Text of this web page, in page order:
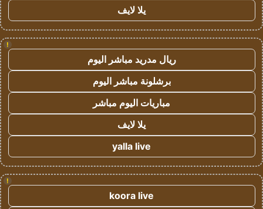
يلا لايف
!
ريال مدريد مباشر اليوم
برشلونة مباشر اليوم
مباريات اليوم مباشر
يلا لايف
yalla live
!
koora live